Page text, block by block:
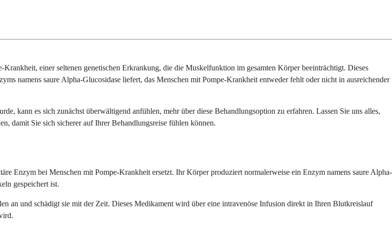
einer seltenen genetischen Erkrankung, die die Muskelfunktion im gesamten Körper beeinträchtigt. Dieses
namens saure Alpha-Glucosidase liefert, das Menschen mit Pompe-Krankheit entweder fehlt oder nicht in ausreichender
kann es sich zunächst überwältigend anfühlen, mehr über diese Behandlungsoption zu erfahren. Lassen Sie uns alles,
damit Sie sich sicherer auf Ihrer Behandlungsreise fühlen können.
Enzym bei Menschen mit Pompe-Krankheit ersetzt. Ihr Körper produziert normalerweise ein Enzym namens saure Alpha-
gespeichert ist.
an und schädigt sie mit der Zeit. Dieses Medikament wird über eine intravenöse Infusion direkt in Ihren Blutkreislauf